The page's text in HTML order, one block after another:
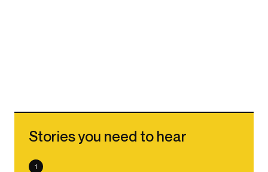
Stories you need to hear
1